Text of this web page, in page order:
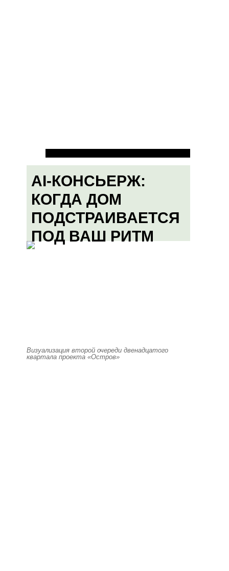
AI-КОНСЬЕРЖ:
КОГДА ДОМ
ПОДСТРАИВАЕТСЯ
ПОД ВАШ РИТМ
Визуализация второй очереди двенадцатого
квартала проекта «Остров»